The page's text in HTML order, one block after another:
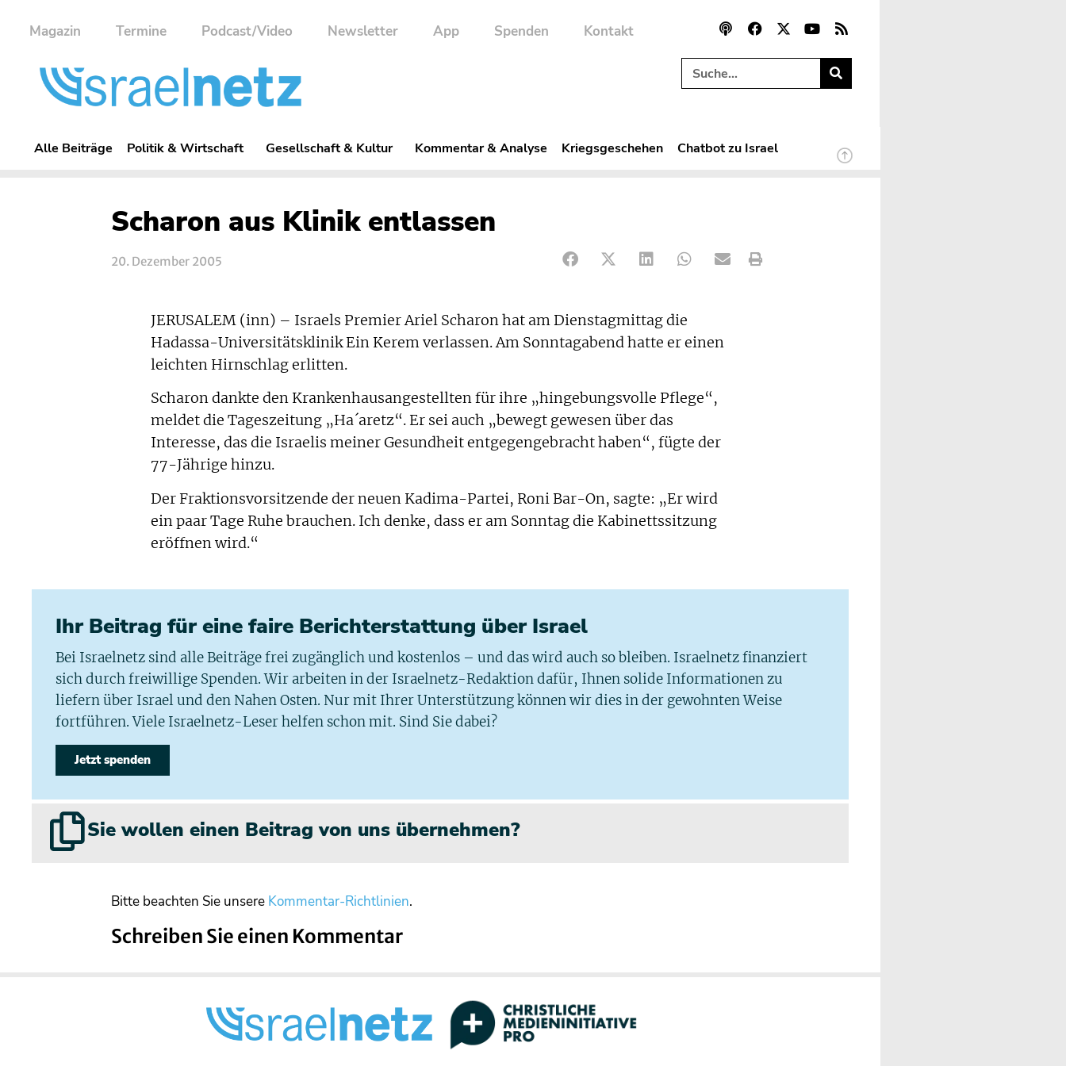
Magazin Termine Podcast/Video Newsletter App Spenden Kontakt
Alle Beiträge Politik & Wirtschaft Gesellschaft & Kultur Kommentar & Analyse Kriegsgeschehen Chatbot zu Israel
Scharon aus Klinik entlassen
20. Dezember 2005
JERUSALEM (inn) – Israels Premier Ariel Scharon hat am Dienstagmittag die
Hadassa-Universitätsklinik Ein Kerem verlassen. Am Sonntagabend hatte er einen
leichten Hirnschlag erlitten.
Scharon dankte den Krankenhausangestellten für ihre „hingebungsvolle Pflege“,
meldet die Tageszeitung „Ha´aretz“. Er sei auch „bewegt gewesen über das
Interesse, das die Israelis meiner Gesundheit entgegengebracht haben“, fügte der
77-Jährige hinzu.
Der Fraktionsvorsitzende der neuen Kadima-Partei, Roni Bar-On, sagte: „Er wird
ein paar Tage Ruhe brauchen. Ich denke, dass er am Sonntag die Kabinettssitzung
eröffnen wird.“
Ihr Beitrag für eine faire Berichterstattung über Israel
Bei Israelnetz sind alle Beiträge frei zugänglich und kostenlos – und das wird auch so bleiben. Israelnetz finanziert
sich durch freiwillige Spenden. Wir arbeiten in der Israelnetz-Redaktion dafür, Ihnen solide Informationen zu
liefern über Israel und den Nahen Osten. Nur mit Ihrer Unterstützung können wir dies in der gewohnten Weise
fortführen. Viele Israelnetz-Leser helfen schon mit. Sind Sie dabei?
Jetzt spenden
Sie wollen einen Beitrag von uns übernehmen?
Bitte beachten Sie unsere Kommentar-Richtlinien.
Schreiben Sie einen Kommentar